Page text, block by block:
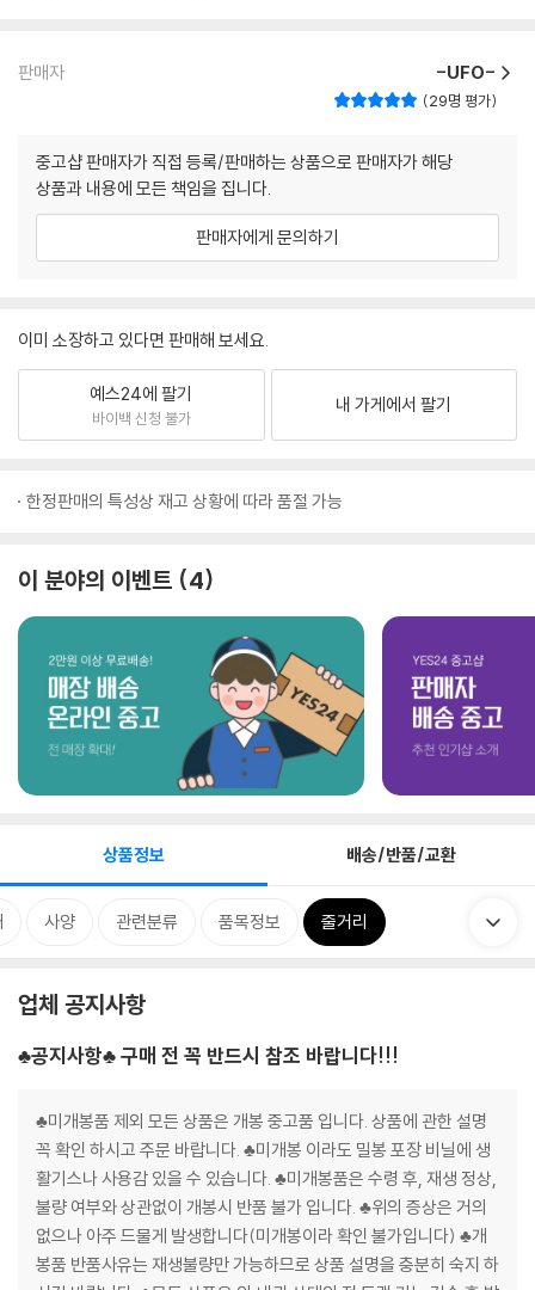
판매자 -UFO-
29명 평가
중고샵 판매자가 직접 등록/판매하는 상품으로 판매자가 해당
상품과 내용에 모든 책임을 집니다.
판매자에게 문의하기
이미 소장하고 있다면 판매해 보세요.
예스24에 팔기
바이백 신청 불가
내 가게에서 팔기
한정판매의 특성상 재고 상황에 따라 품절 가능
이 분야의 이벤트 4
상품정보 배송/반품/교환
사양 관련분류 품목정보 줄거리
업체 공지사항
♣공지사항♣ 구매 전 꼭 반드시 참조 바랍니다!!!
♣미개봉품 제외 모든 상품은 개봉 중고품 입니다. 상품에 관한 설명
꼭 확인 하시고 주문 바랍니다. ♣미개봉 이라도 밀봉 포장 비닐에 생
활기스나 사용감 있을 수 있습니다. ♣미개봉품은 수령 후, 재생 정상,
불량 여부와 상관없이 개봉시 반품 불가 입니다. ♣위의 증상은 거의
없으나 아주 드물게 발생합니다(미개봉이라 확인 불가입니다) ♣개
봉품 반품사유는 재생불량만 가능하므로 상품 설명을 충분히 숙지 하